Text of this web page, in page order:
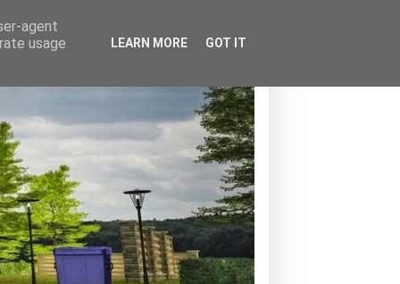
agent
usage
LEARN MORE GOT IT